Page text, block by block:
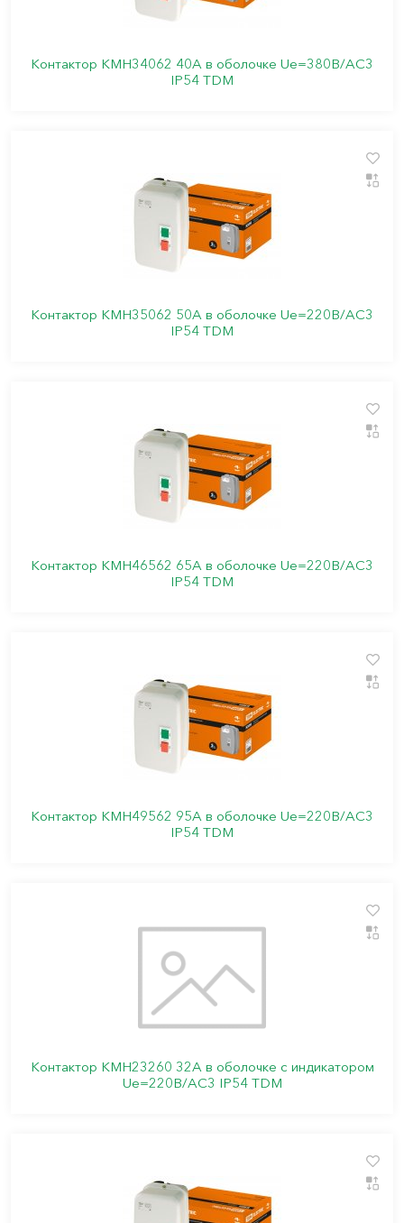
Контактор КМН34062 40А в оболочке Ue=380В/АC3
IP54 TDM
Контактор КМН35062 50А в оболочке Ue=220В/АC3
IP54 TDM
Контактор КМН46562 65А в оболочке Ue=220В/АC3
IP54 TDM
Контактор КМН49562 95А в оболочке Ue=220В/АC3
IP54 TDM
Контактор КМН23260 32А в оболочке с индикатором
Ue=220В/АС3 IP54 TDM